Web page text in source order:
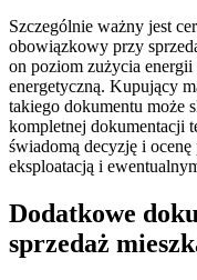
Szczególnie ważny jest
obowiązkowy przy
on poziom zużycia
energetyczną. Kupujący
takiego dokumentu może
kompletnej dokumentacji
świadomą decyzję i
eksploatacją i
Dodatkowe
sprzedaż